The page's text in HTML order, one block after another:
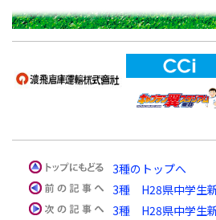
3種のトップへ
3種 H28県中学生
3種 H28県中学生